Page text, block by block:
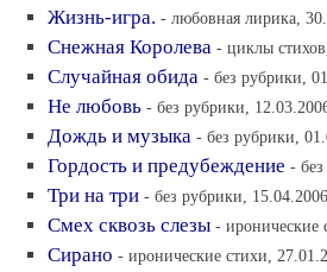
Жизнь-игра. - любовная лирика,
Снежная Королева - циклы
Случайная обида - без рубрики,
Не любовь - без рубрики,
Дождь и музыка - без рубрики,
Гордость и предубеждение -
Три на три - без рубрики,
Смех сквозь слезы - иронические
Сирано - иронические стихи,